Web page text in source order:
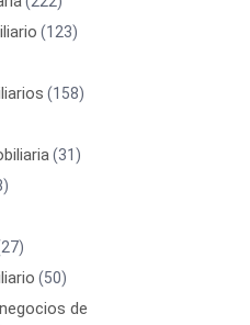
(123)
(158)
(31)
(50)
de